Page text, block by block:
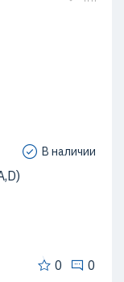
В наличии
0 0